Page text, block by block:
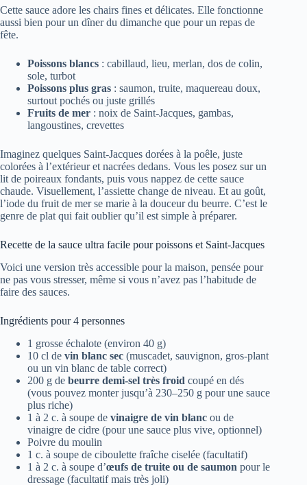
Cette sauce adore les chairs fines et délicates. Elle fonctionne
aussi bien pour un dîner du dimanche que pour un repas de
fête.
Poissons blancs : cabillaud, lieu, merlan, dos de colin,
sole, turbot
Poissons plus gras : saumon, truite, maquereau doux,
surtout pochés ou juste grillés
Fruits de mer : noix de Saint-Jacques, gambas,
langoustines, crevettes
Imaginez quelques Saint-Jacques dorées à la poêle, juste
colorées à l’extérieur et nacrées dedans. Vous les posez sur un
lit de poireaux fondants, puis vous nappez de cette sauce
chaude. Visuellement, l’assiette change de niveau. Et au goût,
l’iode du fruit de mer se marie à la douceur du beurre. C’est le
genre de plat qui fait oublier qu’il est simple à préparer.
Recette de la sauce ultra facile pour poissons et Saint-Jacques
Voici une version très accessible pour la maison, pensée pour
ne pas vous stresser, même si vous n’avez pas l’habitude de
faire des sauces.
Ingrédients pour 4 personnes
1 grosse échalote (environ 40 g)
10 cl de vin blanc sec (muscadet, sauvignon, gros-plant
ou un vin blanc de table correct)
200 g de beurre demi-sel très froid coupé en dés
(vous pouvez monter jusqu’à 230–250 g pour une sauce
plus riche)
1 à 2 c. à soupe de vinaigre de vin blanc ou de
vinaigre de cidre (pour une sauce plus vive, optionnel)
Poivre du moulin
1 c. à soupe de ciboulette fraîche ciselée (facultatif)
1 à 2 c. à soupe d’œufs de truite ou de saumon pour le
dressage (facultatif mais très joli)